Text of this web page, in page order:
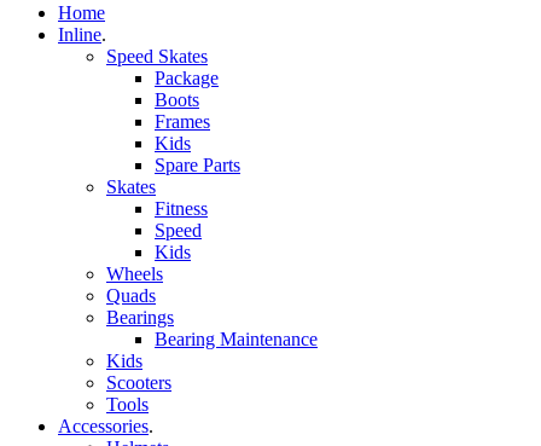
Home
Inline.
Speed Skates
Package
Boots
Frames
Kids
Spare Parts
Skates
Fitness
Speed
Kids
Wheels
Quads
Bearings
Bearing Maintenance
Kids
Scooters
Tools
Accessories.